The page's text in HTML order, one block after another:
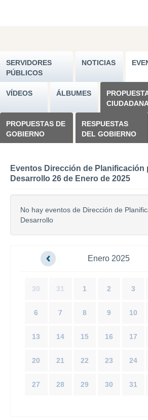
SERVIDORES
PÚBLICOS
NOTICIAS
VÍDEOS ÁLBUMES
PROPUESTAS DE
GOBIERNO
RESPUESTAS
DEL GOBIERNO
Eventos Dirección de Planificación
Desarrollo 26 de Enero de 2025
No hay eventos de Dirección de
Desarrollo
Enero 2025
30 31 1 2 3
6 7 8 9 10
13 14 15 16 17
20 21 22 23 24
27 28 29 30 31